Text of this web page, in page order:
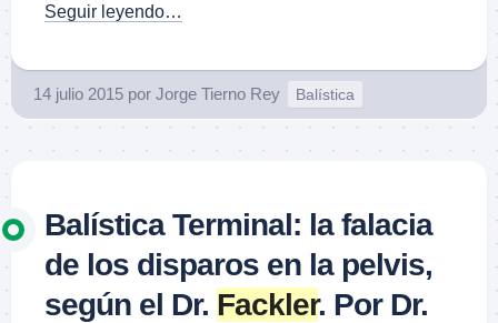
Seguir leyendo…
14 julio 2015 por Jorge Tierno Rey Balística
Balística Terminal: la falacia
de los disparos en la pelvis,
según el Dr. Fackler. Por Dr.